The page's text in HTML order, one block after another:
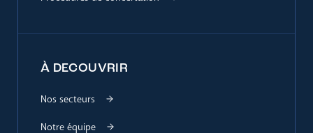
À DECOUVRIR
Nos secteurs
Notre équipe